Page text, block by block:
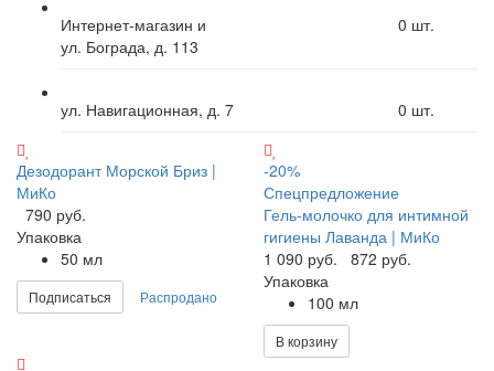
Интернет-магазин и
ул. Бограда, д. 113
0 шт.
ул. Навигационная, д. 7 0 шт.
Дезодорант Морской Бриз |
МиКо
790 руб.
Упаковка
50 мл
Подписаться Распродано
-20%
Спецпредложение
Гель-молочко для интимной
гигиены Лаванда | МиКо
1 090 руб.
872 руб.
Упаковка
100 мл
В корзину